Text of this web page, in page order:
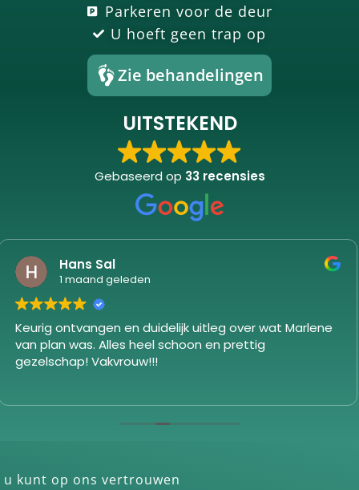
Parkeren voor de deur
U hoeft geen trap op
Zie behandelingen
UITSTEKEND
Gebaseerd op 33 recensies
Marga van den Elskamp
1 maand geleden
Goede ervaring, veel info ontvangen tijdens
behandeling en in resumé nogmaals schriftelijk.
met goed gevoel een tweede afspraak gemaakt.
u kunt op ons vertrouwen